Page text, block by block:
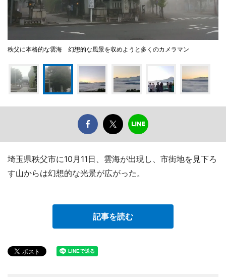
秩父に本格的な雲海 幻想的な風景を収めようと多くのカメラマン
埼玉県秩父市に10月11日、雲海が出現し、市街地を見下ろ
す山からは幻想的な光景が広がった。
記事を読む